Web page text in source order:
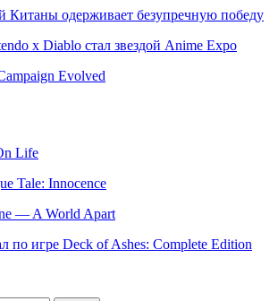
Китаны одерживает безупречную победу
x Diablo стал звездой Anime Expo
Evolved
Life
Tale: Innocence
— A World Apart
по игре Deck of Ashes: Complete Edition